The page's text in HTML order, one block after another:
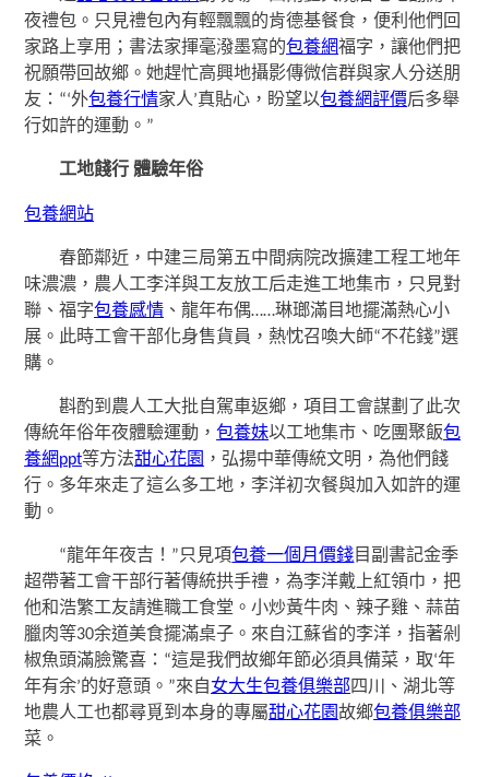
夜禮包。只見禮包內有輕飄飄的肯德基餐食，便利他們回
家路上享用；書法家揮毫潑墨寫的包養網福字，讓他們把
祝願帶回故鄉。她趕忙高興地攝影傳微信群與家人分送朋
友：“‘外包養行情家人’真貼心，盼望以包養網評價后多舉
行如許的運動。”
工地餞行 體驗年俗
包養網站
春節鄰近，中建三局第五中間病院改擴建工程工地年
味濃濃，農人工李洋與工友放工后走進工地集市，只見對
聯、福字包養感情 、龍年布偶……琳瑯滿目地擺滿熱心小
展。此時工會干部化身售貨員，熱忱召喚大師“不花錢”選
購。
斟酌到農人工大批自駕車返鄉，項目工會謀劃了此次
傳統年俗年夜體驗運動，包養妹以工地集市、吃團聚飯包
養網ppt等方法甜心花園 ，弘揚中華傳統文明，為他們餞
行。多年來走了這么多工地，李洋初次餐與加入如許的運
動。
“龍年年夜吉！”只見項包養一個月價錢目副書記金季
超帶著工會干部行著傳統拱手禮，為李洋戴上紅領巾，把
他和浩繁工友請進職工食堂。小炒黃牛肉、辣子雞、蒜苗
臘肉等30余道美食擺滿桌子。來自江蘇省的李洋，指著剁
椒魚頭滿臉驚喜：“這是我們故鄉年節必須具備菜，取‘年
年有余’的好意頭。”來自 女大生包養俱樂部四川、湖北等
地農人工也都尋覓到本身的專屬甜心花園故鄉包養俱樂部
菜。